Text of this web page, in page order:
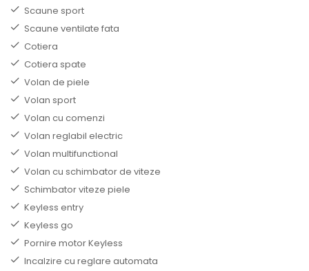
Scaune sport
Scaune ventilate fata
Cotiera
Cotiera spate
Volan de piele
Volan sport
Volan cu comenzi
Volan reglabil electric
Volan multifunctional
Volan cu schimbator de viteze
Schimbator viteze piele
Keyless entry
Keyless go
Pornire motor Keyless
Incalzire cu reglare automata